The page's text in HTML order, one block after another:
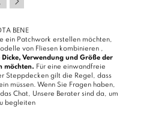
BENE
ein Patchwork erstellen möchten,
von Fliesen kombinieren ,
Verwendung und Größe der
möchten. Für eine einwandfreie
Steppdecken gilt die Regel, dass
müssen. Wenn Sie Fragen haben,
Chat, Unsere Berater sind da, um
begleiten